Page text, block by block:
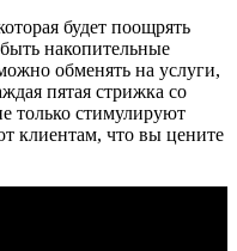
будет поощрять
накопительные
обменять на услуги,
пятая стрижка со
только стимулируют
клиентам, что вы цените